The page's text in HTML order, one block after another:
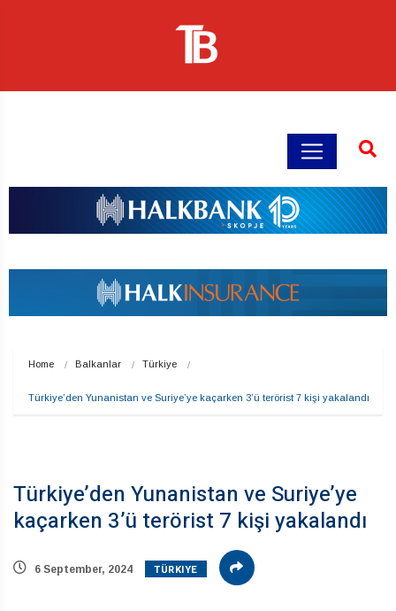
Home Balkanlar Türkiye
Türkiye’den Yunanistan ve Suriye’ye kaçarken 3’ü terörist 7 kişi yakalandı
Türkiye’den Yunanistan ve Suriye’ye
kaçarken 3’ü terörist 7 kişi yakalandı
6 September, 2024 TÜRKIYE